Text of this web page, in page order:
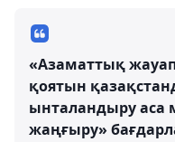
«Азаматтық
қоятын
ынталандыру аса
жаңғыру»